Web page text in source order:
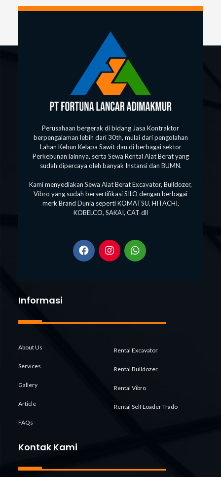
Perusahaan bergerak di bidang Jasa Kontraktor
berpengalaman lebih dari 30th, mulai dari pengolahan
Lahan Kebun Kelapa Sawit dan di berbagai sektor
Perkebunan lainnya, serta Sewa Rental Alat Berat yang
sudah dipercaya oleh banyak Instansi dan BUMN.
Kami menyediakan Sewa Alat Berat Excavator, Bulldozer,
Vibro yang sudah bersertifikasi SILO dengan berbagai
merk Brand Dunia seperti KOMATSU, HITACHI,
KOBELCO, SAKAI, CAT dll
Informasi
About Us
Services
Gallery
Article
FAQs
Rental Excavator
Rental Bulldozer
Rental Vibro
Rental Self Loader Trado
Kontak Kami